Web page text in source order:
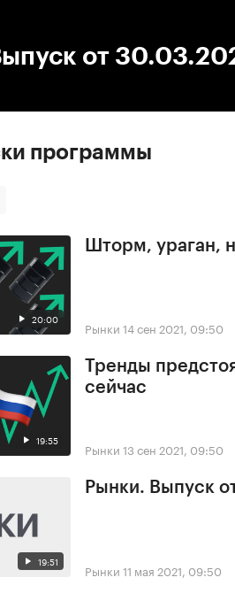
от
программы
20:00
Шторм, ураган,
Рынки 14 сен 2021, 09:50
19:55
Тренды
сейчас
Рынки 13 сен 2021, 09:50
19:51
Рынки. Выпуск
Рынки 11 мая 2021, 09:50